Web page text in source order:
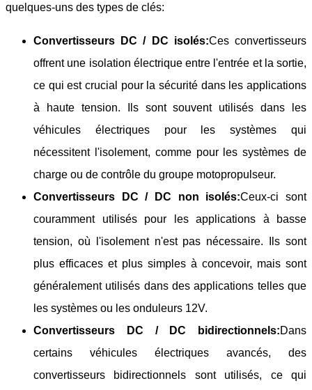
quelques-uns des types de clés:
Convertisseurs DC / DC isolés:Ces convertisseurs
offrent une isolation électrique entre l'entrée et la sortie,
ce qui est crucial pour la sécurité dans les applications
à haute tension. Ils sont souvent utilisés dans les
véhicules électriques pour les systèmes qui
nécessitent l'isolement, comme pour les systèmes de
charge ou de contrôle du groupe motopropulseur.
Convertisseurs DC / DC non isolés:Ceux-ci sont
couramment utilisés pour les applications à basse
tension, où l'isolement n'est pas nécessaire. Ils sont
plus efficaces et plus simples à concevoir, mais sont
généralement utilisés dans des applications telles que
les systèmes ou les onduleurs 12V.
Convertisseurs DC / DC bidirectionnels:Dans
certains véhicules électriques avancés, des
convertisseurs bidirectionnels sont utilisés, ce qui